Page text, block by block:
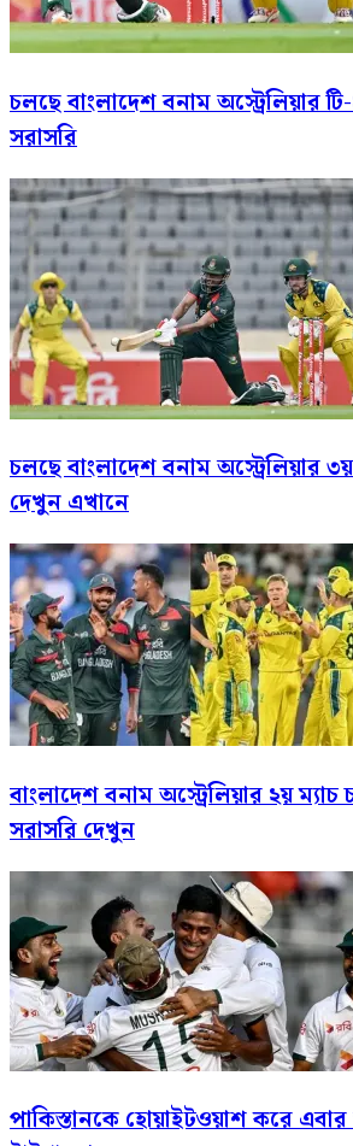
চলছে বাংলাদেশ বনাম অস্ট্রেলিয়ার
সরাসরি
চলছে বাংলাদেশ বনাম অস্ট্রেলিয়ার
দেখুন এখানে
বাংলাদেশ বনাম অস্ট্রেলিয়ার ২য়
সরাসরি দেখুন
পাকিস্তানকে হোয়াইটওয়াশ করে